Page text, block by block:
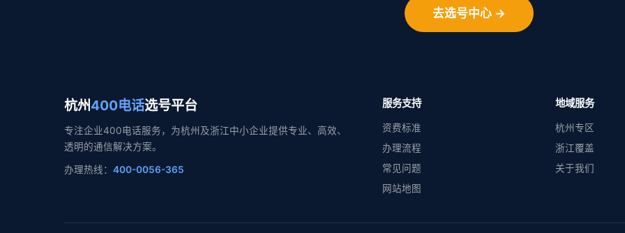
去选号中心 →
杭州400电话选号平台
专注企业400电话服务，为杭州及浙江中小企业提供专业、高效、
透明的通信解决方案。
办理热线： 400-0056-365
服务支持
资费标准
办理流程
常见问题
网站地图
地域服务
杭州专区
浙江覆盖
关于我们